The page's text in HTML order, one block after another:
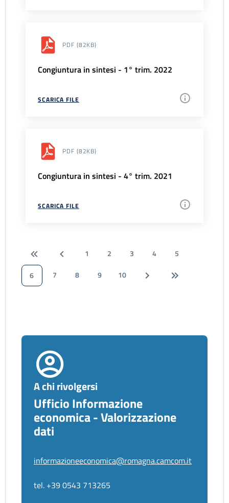
PDF (82KB)
Congiuntura in sintesi - 1° trim. 2022
SCARICA FILE
PDF (82KB)
Congiuntura in sintesi - 4° trim. 2021
SCARICA FILE
1 2 3 4
5
6
7 8 9 10
A chi rivolgersi
Ufficio Informazione
economica - Valorizzazione
dati
informazioneeconomica@romagna.camcom.it
tel. +39 0543 713265